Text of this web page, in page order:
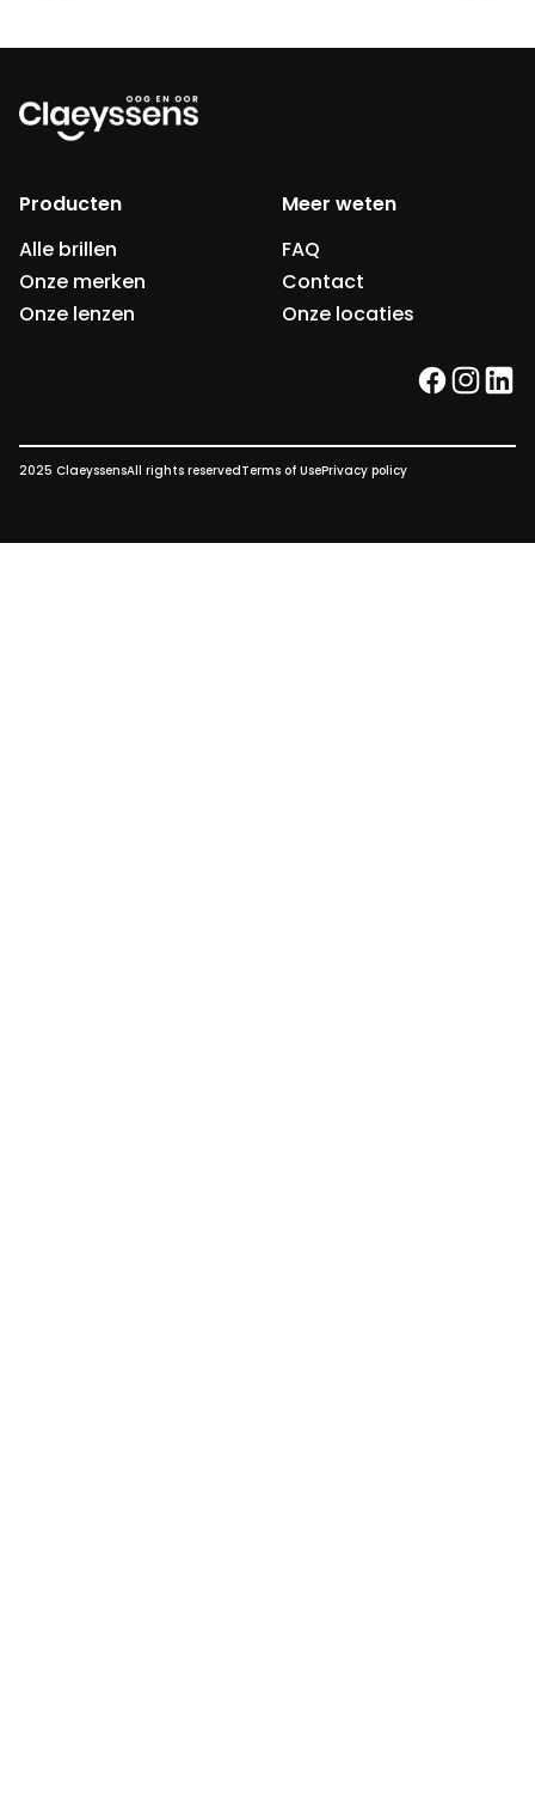
Producten
Alle brillen
Onze merken
Onze lenzen
Meer weten
FAQ
Contact
Onze locaties
facebook
2025 ClaeyssensAll rights reservedTerms of UsePrivacy policy